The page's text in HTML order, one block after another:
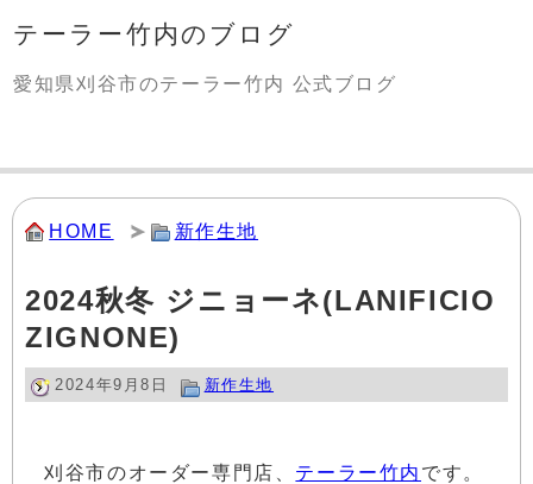
テーラー竹内のブログ
愛知県刈谷市のテーラー竹内 公式ブログ
HOME 新作生地
2024秋冬 ジニョーネ(LANIFICIO
ZIGNONE)
2024年9月8日 新作生地
刈谷市のオーダー専門店、 テーラー竹内 です。